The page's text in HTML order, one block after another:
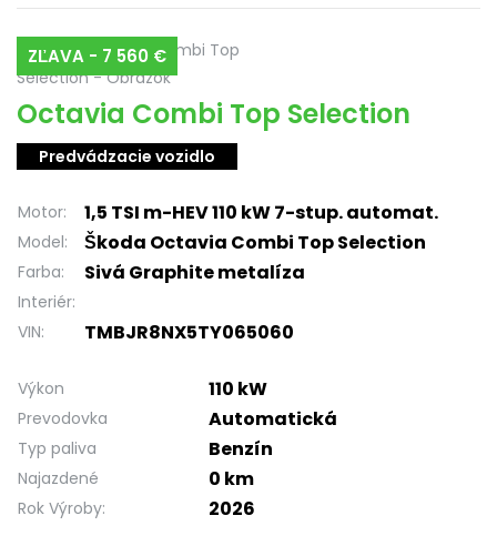
ZĽAVA - 7 560 €
Octavia Combi Top Selection
Predvádzacie vozidlo
Motor: 1,5 TSI m-HEV 110 kW 7-stup. automat.
Model: Škoda Octavia Combi Top Selection
Farba: Sivá Graphite metalíza
Interiér:
VIN:
TMBJR8NX5TY065060
Výkon 110 kW
Prevodovka Automatická
Typ paliva Benzín
Najazdené 0 km
Rok Výroby: 2026